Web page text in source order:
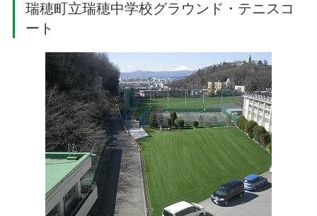
瑞穂町立瑞穂中学校グラウンド・テニスコ
ート